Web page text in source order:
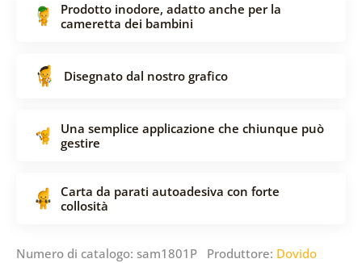
Prodotto inodore, adatto anche per la
cameretta dei bambini
Disegnato dal nostro grafico
Una semplice applicazione che chiunque può
gestire
Carta da parati autoadesiva con forte
collosità
Numero di catalogo: sam1801P Produttore: Dovido